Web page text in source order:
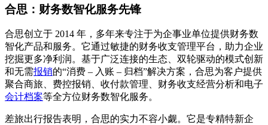
合思：财务数智化服务先锋
合思创立于 2014 年，多年来专注于为企事业单位提供财务数
智化产品和服务。它通过敏捷的财务收支管理平台，助力企业
挖掘更多净利润。基于广泛连接的生态、双轮驱动的模式创新
和无需报销的“消费 – 入账 – 归档”解决方案，合思为客户提供
聚合商旅、费控报销、收付款管理、财务收支经营分析和电子
会计档案等全方位财务数智化服务。
差旅出行报告表明，合思的实力不容小觑。它是专精特新企